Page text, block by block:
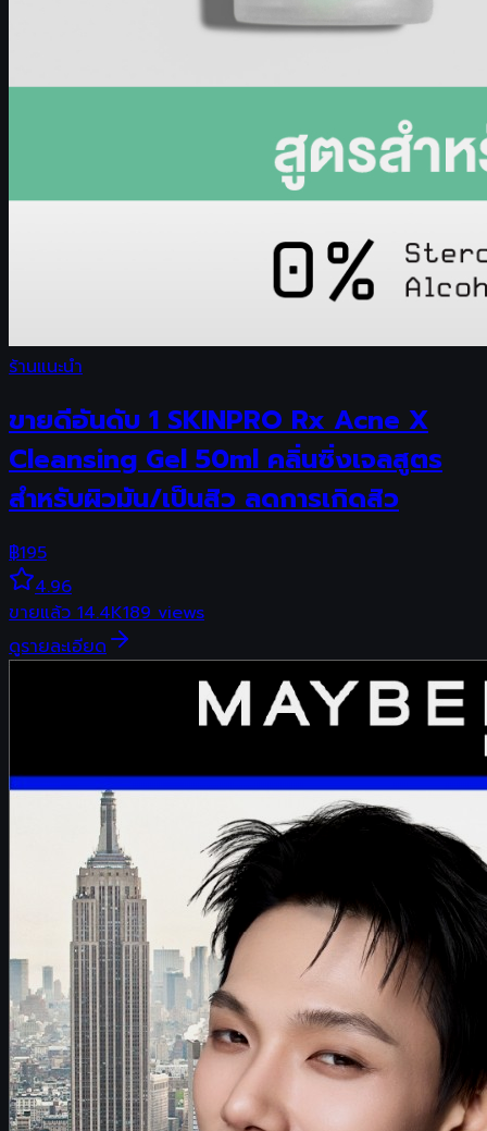
ร้านแนะนำ
ขายดีอันดับ 1 SKINPRO Rx Acne X
Cleansing Gel 50ml คลิ่นซิ่งเจลสูตร
สำหรับผิวมัน/เป็นสิว ลดการเกิดสิว
฿195
4.96
ขายแล้ว14.4K189views
ดูรายละเอียด